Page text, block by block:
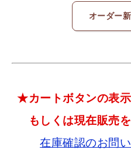
オーダー
★カートボタンの表
もしくは現在販売
在庫確認のお問